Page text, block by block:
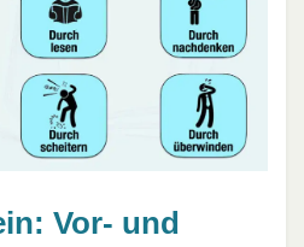
Vor- und